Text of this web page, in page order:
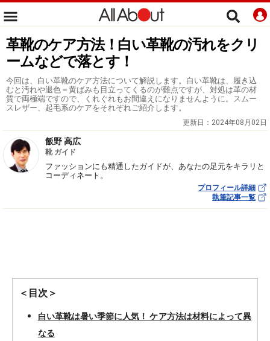
革靴のケア方法！白い革靴の汚れをクリ
ームなどで落とす！
今回は、白い革靴のケア方法について解説します。白い革靴は、履き込
むと汚れや退色＝黄ばみも目立ってくるのが難点ですが、対処は革の材
質で両極端ですので、くれぐれもお間違えになりませんように。スムー
スレザー、起毛系のケアをそれぞれご紹介します。
更新日： 2024年08月02日
飯野 高広
靴 ガイド
ファッションにも精通したガイドが、あなたの足元をキラリと
コーディネート。
プロフィール詳細
執筆記事一覧
＜目次＞
白い革靴は暑い季節に人気！ ケア方法は材料によって異
なる